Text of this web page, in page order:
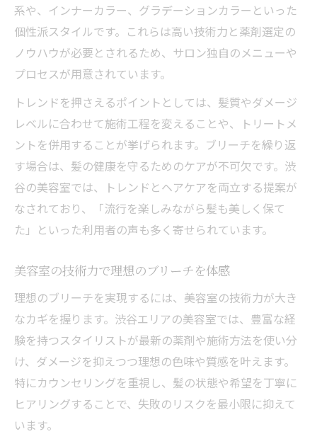
系や、インナーカラー、グラデーションカラーといった
個性派スタイルです。これらは高い技術力と薬剤選定の
ノウハウが必要とされるため、サロン独自のメニューや
プロセスが用意されています。
トレンドを押さえるポイントとしては、髪質やダメージ
レベルに合わせて施術工程を変えることや、トリートメ
ントを併用することが挙げられます。ブリーチを繰り返
す場合は、髪の健康を守るためのケアが不可欠です。渋
谷の美容室では、トレンドとヘアケアを両立する提案が
なされており、「流行を楽しみながら髪も美しく保て
た」といった利用者の声も多く寄せられています。
美容室の技術力で理想のブリーチを体感
理想のブリーチを実現するには、美容室の技術力が大き
なカギを握ります。渋谷エリアの美容室では、豊富な経
験を持つスタイリストが最新の薬剤や施術方法を使い分
け、ダメージを抑えつつ理想の色味や質感を叶えます。
特にカウンセリングを重視し、髪の状態や希望を丁寧に
ヒアリングすることで、失敗のリスクを最小限に抑えて
います。